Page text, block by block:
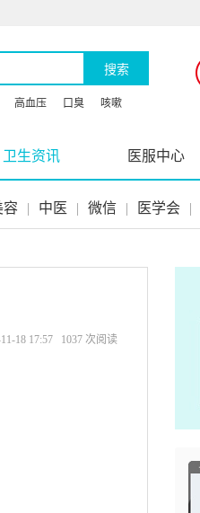
搜索
高血压 口臭 咳嗽
卫生资讯 医服中心
容 | 中医 | 微信 | 医学会 |
18 17:57 1037 次阅读